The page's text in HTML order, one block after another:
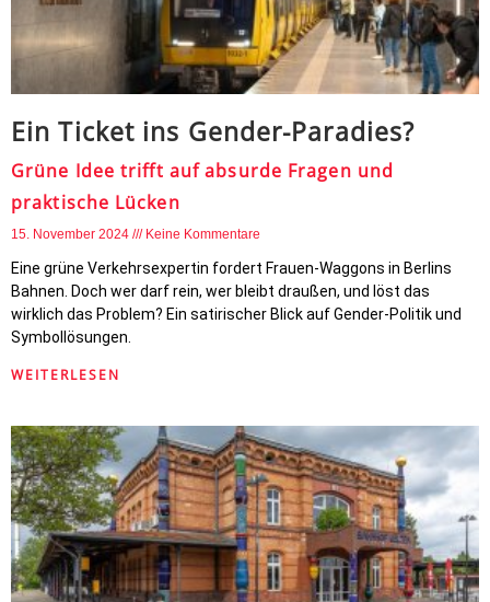
Ein Ticket ins Gender-Paradies?
Grüne Idee trifft auf absurde Fragen und
praktische Lücken
15. November 2024 Keine Kommentare
Eine grüne Verkehrsexpertin fordert Frauen-Waggons in Berlins
Bahnen. Doch wer darf rein, wer bleibt draußen, und löst das
wirklich das Problem? Ein satirischer Blick auf Gender-Politik und
Symbollösungen.
WEITERLESEN